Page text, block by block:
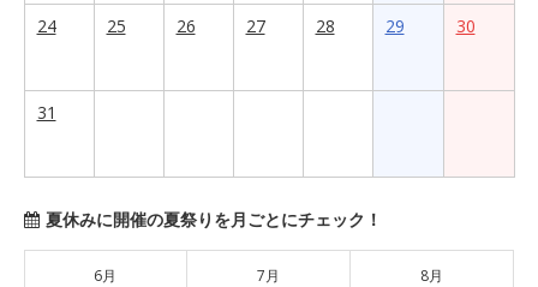
24 25 26 27 28 29 30
31
夏休みに開催の夏祭りを月ごとにチェック！
6月 7月 8月